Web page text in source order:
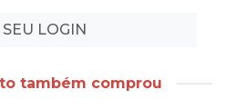
SEU LOGIN
também comprou